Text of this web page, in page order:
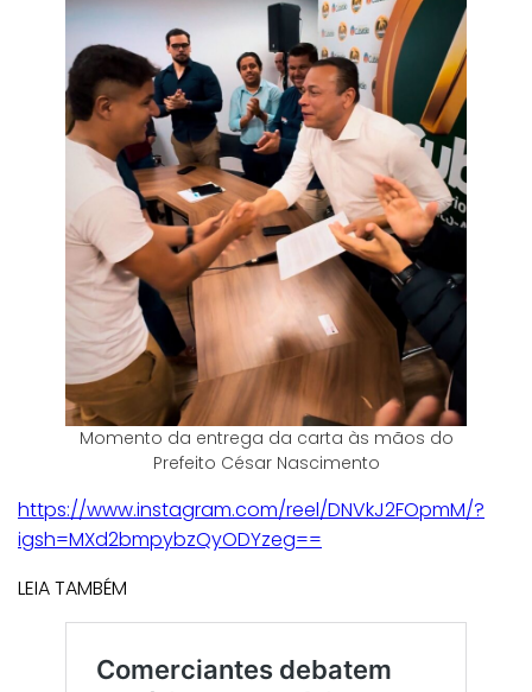
Momento da entrega da carta às mãos do
Prefeito César Nascimento
https://www.instagram.com/reel/DNVkJ2FOpmM/?
igsh=MXd2bmpybzQyODYzeg==
LEIA TAMBÉM